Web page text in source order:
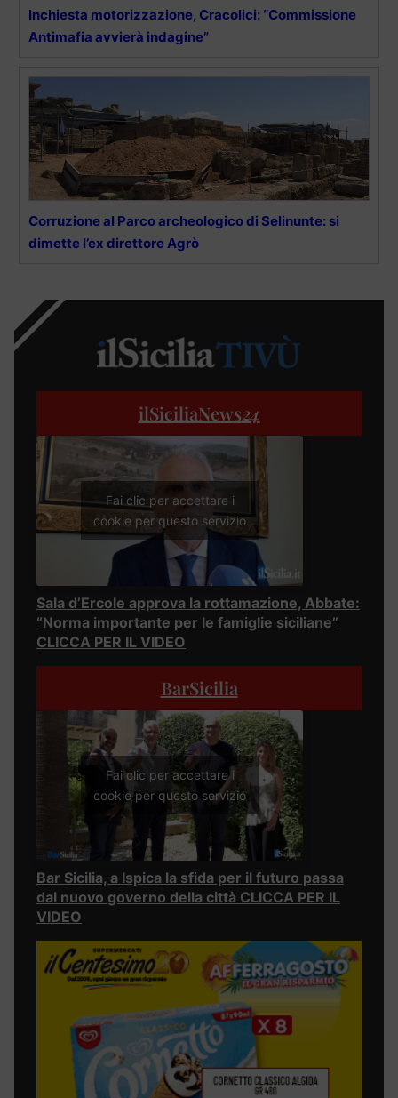
Inchiesta motorizzazione, Cracolici: “Commissione
Antimafia avvierà indagine”
Corruzione al Parco archeologico di Selinunte: si
dimette l’ex direttore Agrò
ilSiciliaNews24
Fai clic per accettare i
cookie per questo servizio
Sala d’Ercole approva la rottamazione, Abbate:
“Norma importante per le famiglie siciliane”
CLICCA PER IL VIDEO
BarSicilia
Fai clic per accettare i
cookie per questo servizio
Bar Sicilia, a Ispica la sfida per il futuro passa
dal nuovo governo della città CLICCA PER IL
VIDEO